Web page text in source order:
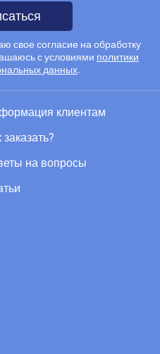
свое согласие на обработку
с условиями политики
данных.
клиентам
заказать?
на вопросы